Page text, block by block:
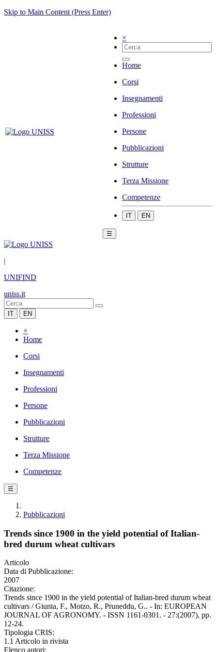
Skip to Main Content (Press Enter)
×
Home
Corsi
Insegnamenti
Professioni
Persone
Pubblicazioni
Strutture
Terza Missione
Competenze
IT EN
☰
|
UNIFIND
uniss.it
IT EN
×
Home
Corsi
Insegnamenti
Professioni
Persone
Pubblicazioni
Strutture
Terza Missione
Competenze
☰
Pubblicazioni
Trends since 1900 in the yield potential of Italian-
bred durum wheat cultivars
Articolo
Data di Pubblicazione:
2007
Citazione:
Trends since 1900 in the yield potential of Italian-bred durum wheat
cultivars / Giunta, F., Motzo, R., Pruneddu, G.. - In: EUROPEAN
JOURNAL OF AGRONOMY. - ISSN 1161-0301. - 27:(2007), pp.
12-24.
Tipologia CRIS:
1.1 Articolo in rivista
Elenco autori: